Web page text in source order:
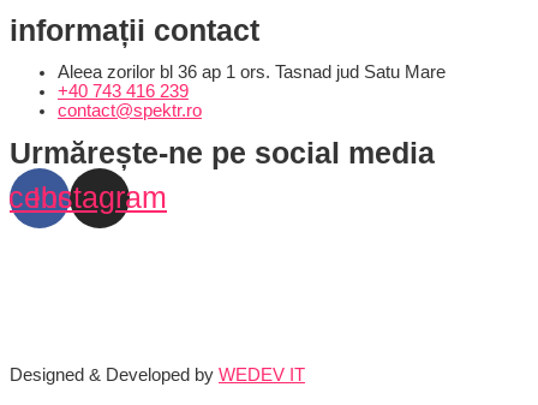
informații contact
Aleea zorilor bl 36 ap 1 ors. Tasnad jud Satu Mare
+40 743 416 239
contact@spektr.ro
Urmărește-ne pe social media
Instagram
Designed & Developed by WEDEV IT